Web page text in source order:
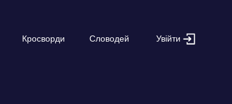
Кросворди Словодей Увійти